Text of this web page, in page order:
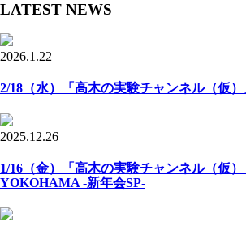
LATEST NEWS
2026.1.22
2/18（水）「高木の実験チャンネル（仮
2025.12.26
1/16（金）「高木の実験チャンネル（仮
YOKOHAMA -新年会SP-